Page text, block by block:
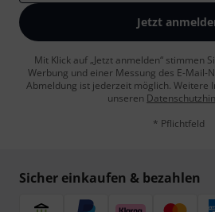
Jetzt
Mit Klick auf „Jetzt anmelden“ stimmen
Werbung und einer Messung des E-Mail-
Abmeldung ist jederzeit möglich. Weitere
unseren
* Pflichtfeld
Sicher einkaufen & bezahlen